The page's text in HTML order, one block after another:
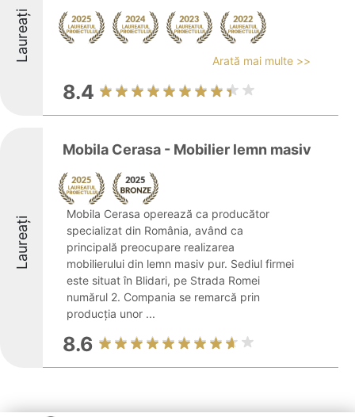
Laureați Arată mai multe >>
8.4
Laureați
Mobila Cerasa - Mobilier lemn masiv
Mobila Cerasa operează ca producător
specializat din România, având ca
principală preocupare realizarea
mobilierului din lemn masiv pur. Sediul firmei
este situat în Blidari, pe Strada Romei
numărul 2. Compania se remarcă prin
producția unor ...
8.6